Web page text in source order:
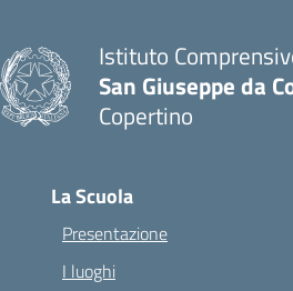
Istituto
San Giuseppe da
Copertino
La Scuola
Presentazione
I luoghi